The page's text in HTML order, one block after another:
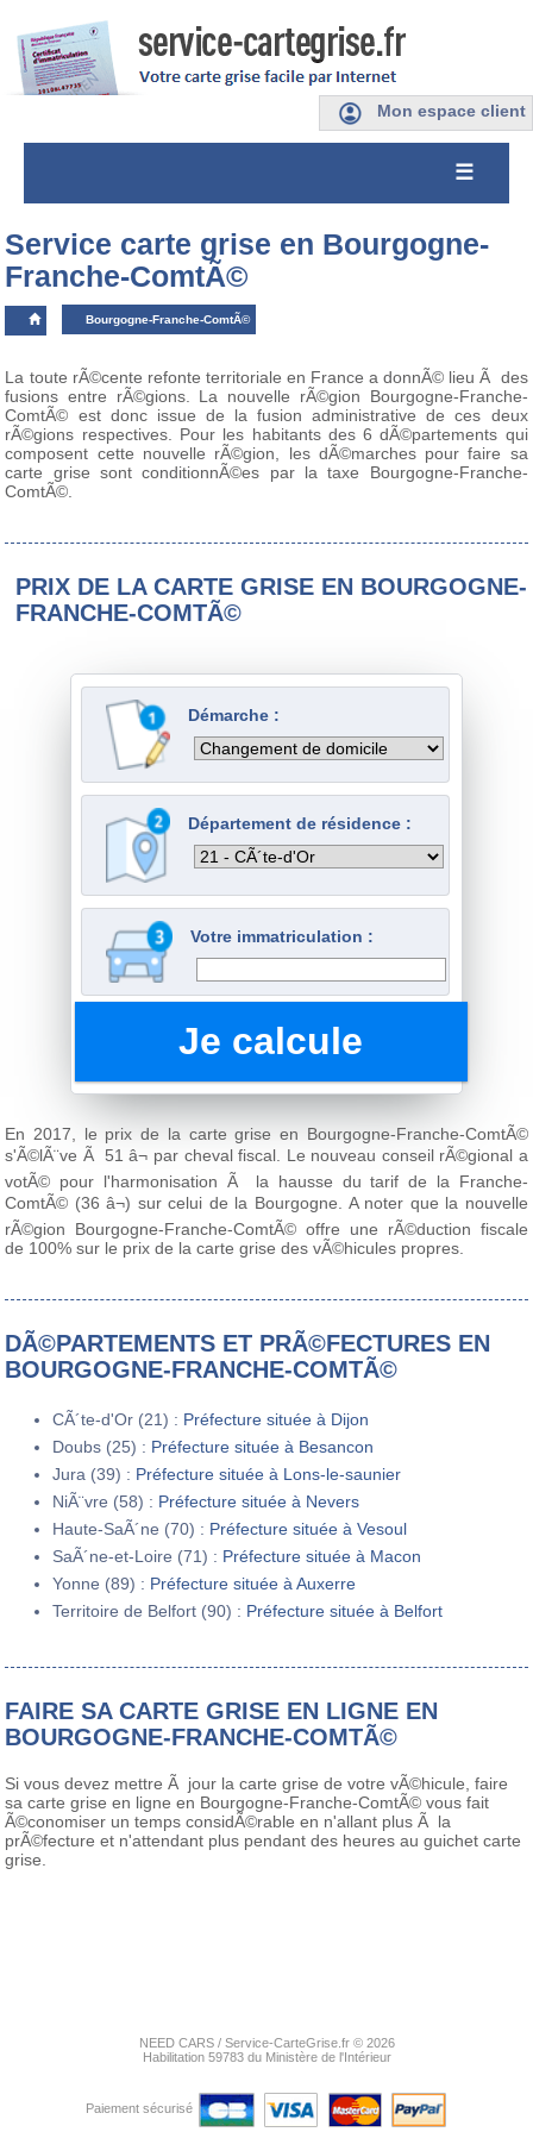
Mon espace client
☰
Service carte grise en Bourgogne-
Franche-ComtÃ©
Bourgogne-Franche-ComtÃ©
La toute rÃ©cente refonte territoriale en France a donnÃ© lieu Ã des
fusions entre rÃ©gions. La nouvelle rÃ©gion Bourgogne-Franche-
ComtÃ© est donc issue de la fusion administrative de ces deux
rÃ©gions respectives. Pour les habitants des 6 dÃ©partements qui
composent cette nouvelle rÃ©gion, les dÃ©marches pour faire sa
carte grise sont conditionnÃ©es par la taxe Bourgogne-Franche-
ComtÃ©.
PRIX DE LA CARTE GRISE EN BOURGOGNE-
FRANCHE-COMTÃ©
Démarche :
Département de résidence :
Votre immatriculation :
En 2017, le prix de la carte grise en Bourgogne-Franche-ComtÃ©
s'Ã©lÃ¨ve Ã 51 â¬ par cheval fiscal. Le nouveau conseil rÃ©gional a
votÃ© pour l'harmonisation Ã la hausse du tarif de la Franche-
ComtÃ© (36 â¬) sur celui de la Bourgogne. A noter que la nouvelle
rÃ©gion Bourgogne-Franche-ComtÃ© offre une rÃ©duction fiscale
de 100% sur le prix de la carte grise des vÃ©hicules propres.
DÃ©PARTEMENTS ET PRÃ©FECTURES EN
BOURGOGNE-FRANCHE-COMTÃ©
CÃ´te-d'Or (21) : Préfecture située à Dijon
Doubs (25) : Préfecture située à Besancon
Jura (39) : Préfecture située à Lons-le-saunier
NiÃ¨vre (58) : Préfecture située à Nevers
Haute-SaÃ´ne (70) : Préfecture située à Vesoul
SaÃ´ne-et-Loire (71) : Préfecture située à Macon
Yonne (89) : Préfecture située à Auxerre
Territoire de Belfort (90) : Préfecture située à Belfort
FAIRE SA CARTE GRISE EN LIGNE EN
BOURGOGNE-FRANCHE-COMTÃ©
Si vous devez mettre Ã jour la carte grise de votre vÃ©hicule, faire
sa carte grise en ligne en Bourgogne-Franche-ComtÃ© vous fait
Ã©conomiser un temps considÃ©rable en n'allant plus Ã la
prÃ©fecture et n'attendant plus pendant des heures au guichet carte
grise.
NEED CARS / Service-CarteGrise.fr © 2026
Habilitation 59783 du Ministère de l'Intérieur
Paiement sécurisé